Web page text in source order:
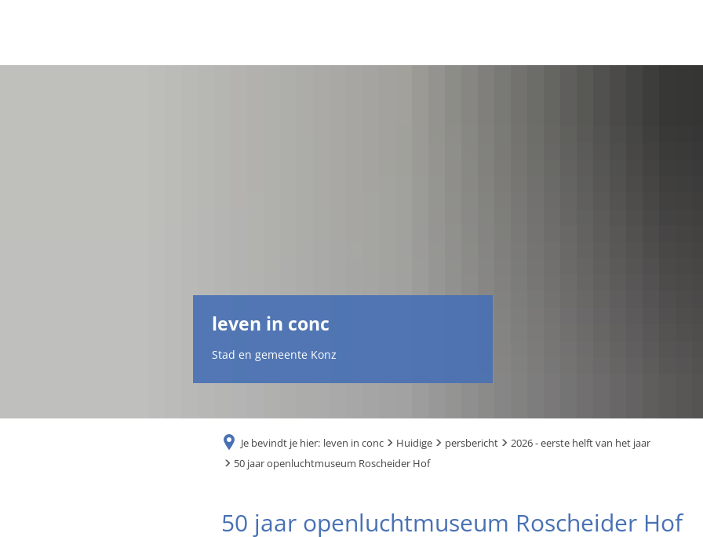
leven in conc
Stad en gemeente Konz
Je bevindt je hier: leven in conc Huidige persbericht
2026 - eerste helft van het jaar
50 jaar openluchtmuseum Roscheider Hof
50 jaar openluchtmuseum Roscheider Hof